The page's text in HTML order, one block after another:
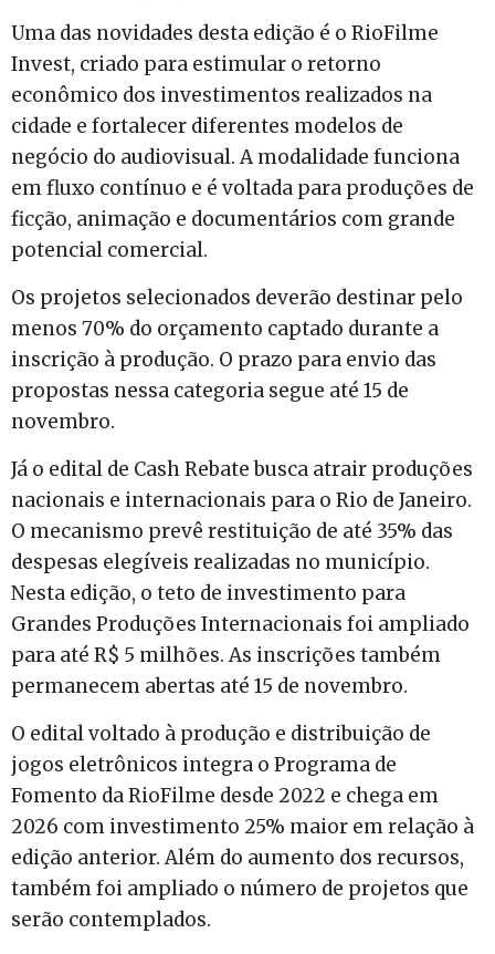
Uma das novidades desta edição é o RioFilme
Invest, criado para estimular o retorno
econômico dos investimentos realizados na
cidade e fortalecer diferentes modelos de
negócio do audiovisual. A modalidade funciona
em fluxo contínuo e é voltada para produções de
ficção, animação e documentários com grande
potencial comercial.
Os projetos selecionados deverão destinar pelo
menos 70% do orçamento captado durante a
inscrição à produção. O prazo para envio das
propostas nessa categoria segue até 15 de
novembro.
Já o edital de Cash Rebate busca atrair produções
nacionais e internacionais para o Rio de Janeiro.
O mecanismo prevê restituição de até 35% das
despesas elegíveis realizadas no município.
Nesta edição, o teto de investimento para
Grandes Produções Internacionais foi ampliado
para até R$ 5 milhões. As inscrições também
permanecem abertas até 15 de novembro.
O edital voltado à produção e distribuição de
jogos eletrônicos integra o Programa de
Fomento da RioFilme desde 2022 e chega em
2026 com investimento 25% maior em relação à
edição anterior. Além do aumento dos recursos,
também foi ampliado o número de projetos que
serão contemplados.